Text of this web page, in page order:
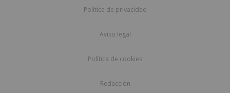
Política de privacidad
Aviso legal
Política de cookies
Redacción